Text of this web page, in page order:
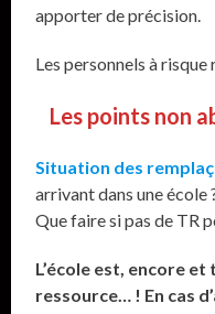
apporter de précision.
Les personnels à
Les points non
Situation des
arrivant dans une école
Que faire si pas de TR
L’école est, encore
ressource… ! En cas